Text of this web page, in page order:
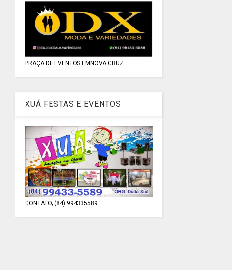
PRAÇA DE EVENTOS EMNOVA CRUZ
XUÁ FESTAS E EVENTOS
CONTATO; (84) 994335589